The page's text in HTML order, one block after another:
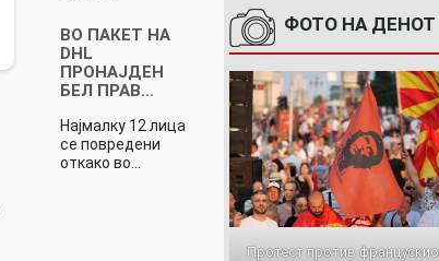
ВО ПАКЕТ НА
DHL
ПРОНАЈДЕН
БЕЛ ПРАВ…
Најмалку 12 лица
се повредени
откако во…
ФОТО НА ДЕНОТ
Протест против